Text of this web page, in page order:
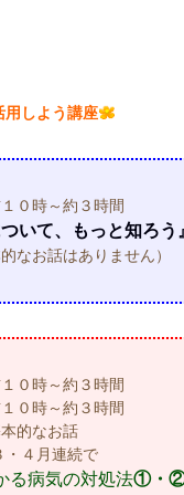
用しよう講座
０時～約３時間
いて、もっと知ろう
なお話はありません）
０時～約３時間
０時～約３時間
的なお話
４月連続で
気の対処法①・